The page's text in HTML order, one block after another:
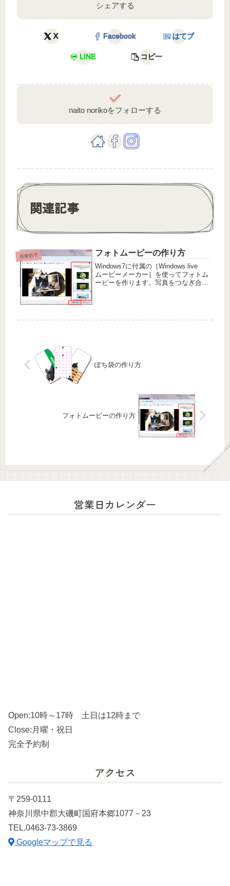
シェアする
X Facebook はてブ
LINE コピー
naito norikoをフォローする
関連記事
画像処理 フォトムービーの作り方
Windows7に付属の［Windows live
ムービーメーカー］を使ってフォトム
ービーを作ります。写真をつなぎ合わ
ぽち袋の作り方
フォトムービーの作り方
営業日カレンダー
Open:10時～17時 土日は12時まで
Close:月曜・祝日
完全予約制
アクセス
〒259-0111
神奈川県中郡大磯町国府本郷1077－23
TEL.0463-73-3869
Googleマップで見る